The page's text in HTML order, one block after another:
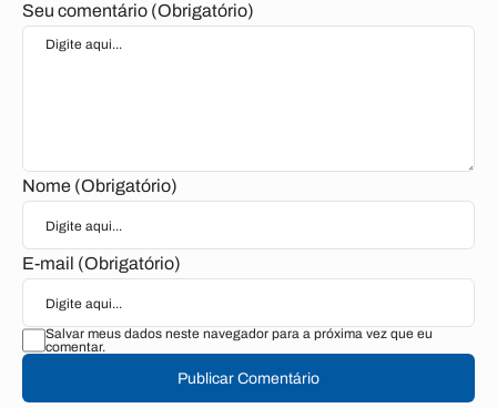
Seu comentário (Obrigatório)
Nome (Obrigatório)
E-mail (Obrigatório)
Salvar meus dados neste navegador para a próxima vez que eu
comentar.
Publicar Comentário